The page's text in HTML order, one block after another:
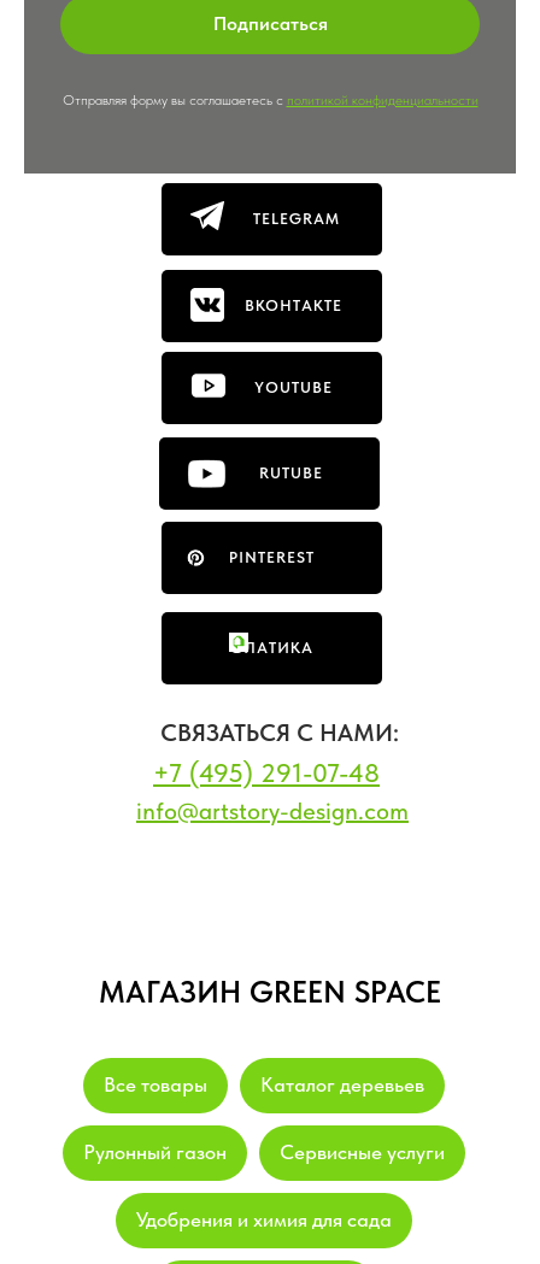
Подписаться
Отправляя форму вы соглашаетесь с политикой конфиденциальности
TELEGRAM
PINTEREST
ФЛАТИКА
YOUTUBE
ВКОНТАКТЕ
СВЯЗАТЬСЯ С НАМИ:
+7 (495) 291-07-48
info@artstory-design.com
RUTUBE
МАГАЗИН GREEN SPACE
Все товары Каталог деревьев
Рулонный газон Сервисные услуги
Удобрения и химия для сада